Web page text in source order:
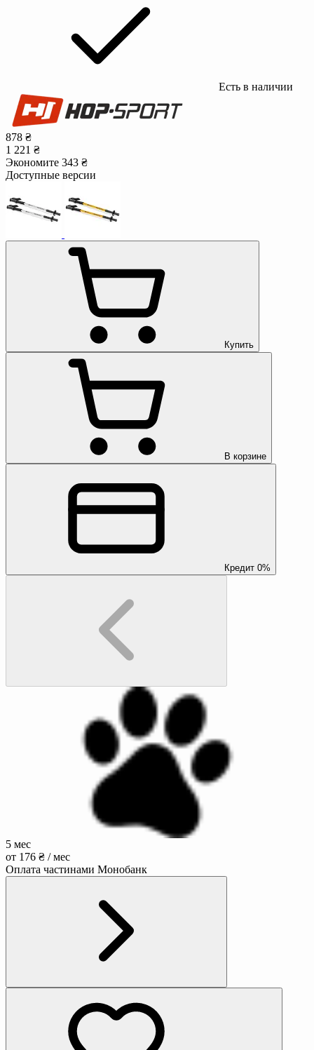
Есть в наличии
878 ₴
1 221 ₴
Экономите 343 ₴
Доступные версии
Купить
В корзине
Кредит 0%
5 мес
от 176 ₴ / мес
Оплата частинами Монобанк